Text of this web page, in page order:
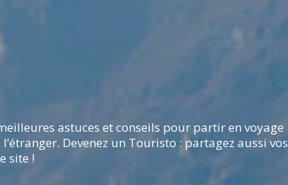
astuces et conseils pour partir en voyage
Devenez un Touristo : partagez aussi vos
site !